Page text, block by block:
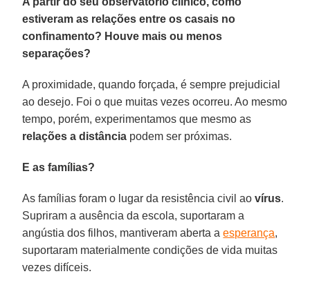
estiveram as relações entre os casais no
confinamento? Houve mais ou menos
separações?
A proximidade, quando forçada, é sempre prejudicial
ao desejo. Foi o que muitas vezes ocorreu. Ao mesmo
tempo, porém, experimentamos que mesmo as
relações a distância podem ser próximas.
E as famílias?
As famílias foram o lugar da resistência civil aovírus.
Supriram a ausência da escola, suportaram a
angústia dos filhos, mantiveram aberta aesperança,
suportaram materialmente condições de vida muitas
vezes difíceis.